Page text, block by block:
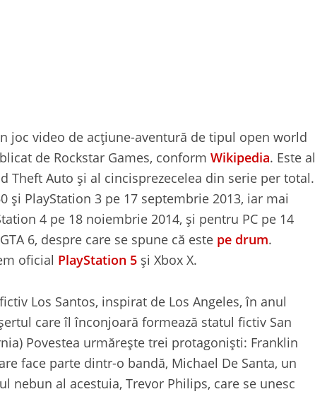
joc video de acțiune-aventură de tipul open world
de Rockstar Games, conform Wikipedia. Este al
Theft Auto și al cincisprezecelea din serie per total.
și PlayStation 3 pe 17 septembrie 2013, iar mai
4 pe 18 noiembrie 2014, și pentru PC pe 14
6, despre care se spune că este pe drum.
oficial PlayStation 5 și Xbox X.
Los Santos, inspirat de Los Angeles, în anul
care îl înconjoară formează statul fictiv San
Povestea urmărește trei protagoniști: Franklin
face parte dintr-o bandă, Michael De Santa, un
nebun al acestuia, Trevor Philips, care se unesc